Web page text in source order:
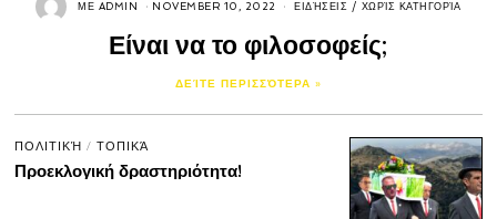
ΜΕ ADMIN NOVEMBER 10, 2022 ΕΙΔΉΣΕΙΣ / ΧΩΡΊΣ ΚΑΤΗΓΟΡΊΑ
Είναι να το φιλοσοφείς;
ΔΕΊΤΕ ΠΕΡΙΣΣΌΤΕΡΑ »
ΠΟΛΙΤΙΚΉ / ΤΟΠΙΚΆ
Προεκλογική δραστηριότητα!